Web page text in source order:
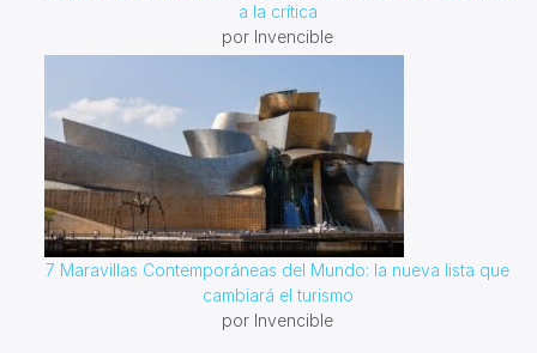
a la crítica
por Invencible
7 Maravillas Contemporáneas del Mundo: la nueva lista que
cambiará el turismo
por Invencible